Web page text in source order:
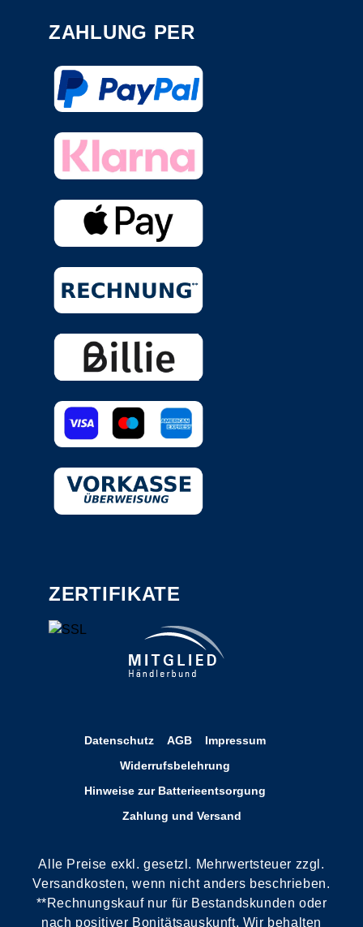
ZAHLUNG PER
ZERTIFIKATE
Datenschutz AGB
Impressum
Widerrufsbelehrung
Hinweise zur Batterieentsorgung
Zahlung und Versand
Alle Preise exkl. gesetzl. Mehrwertsteuer zzgl.
Versandkosten, wenn nicht anders beschrieben.
**Rechnungskauf nur für Bestandskunden oder
nach positiver Bonitätsauskunft. Wir behalten